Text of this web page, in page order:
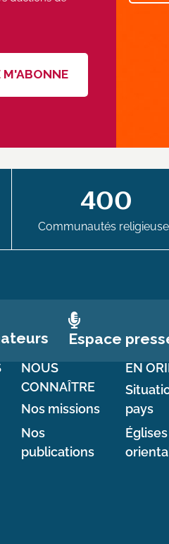
400
Communautés
Espace
NOUS
CONNAÎTRE
Nos missions
Nos
publications
EN
pays
Églises